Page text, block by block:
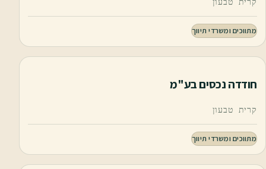
מתווכים ומשרדי תיווך
חודדה נכסים בע"מ
קרית טבעון
מתווכים ומשרדי תיווך